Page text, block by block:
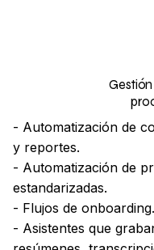
- Automatización de
y reportes.
- Automatización de
estandarizadas.
- Flujos de onboarding.
- Asistentes que